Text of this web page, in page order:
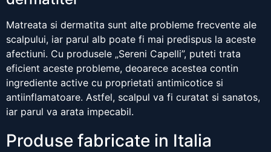
Matreata si dermatita sunt alte probleme frecvente ale
scalpului, iar parul alb poate fi mai predispus la aceste
afectiuni. Cu produsele „Sereni Capelli”, puteti trata
eficient aceste probleme, deoarece acestea contin
ingrediente active cu proprietati antimicotice si
antiinflamatoare. Astfel, scalpul va fi curatat si sanatos,
iar parul va arata impecabil.
Produse fabricate in Italia